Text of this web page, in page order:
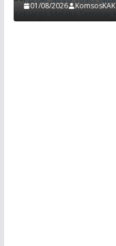
01/08/2026 KomsosKAK